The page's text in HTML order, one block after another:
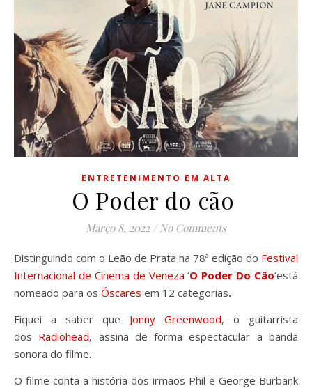
ENTRETENIMENTO EM ALTA
O Poder do cão
Março 8, 2022 / No Comments
Distinguindo com o Leão de Prata na 78ª edição do Festival
Internacional de Cinema de Veneza ‘O Poder Do Cão‘está
nomeado para os Óscares em 12 categorias.
Fiquei a saber que Jonny Greenwood, o guitarrista
dos Radiohead, assina de forma espectacular a banda
sonora do filme.
O filme conta a história dos irmãos Phil e George Burbank